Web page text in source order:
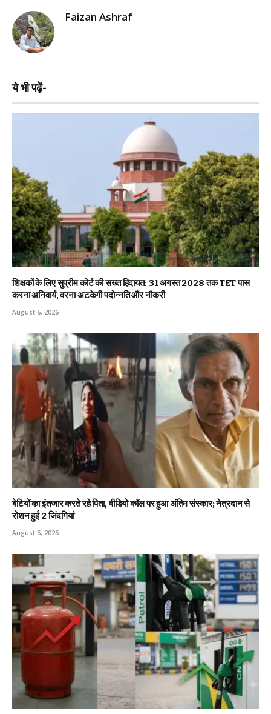
Faizan Ashraf
ये भी पढ़ें-
शिक्षकों के लिए सुप्रीम कोर्ट की सख्त हिदायत: 31 अगस्त 2028 तक TET पास
करना अनिवार्य, वरना अटकेगी पदोन्नति और नौकरी
August 6, 2026
बेटियों का इंतजार करते रहे पिता, वीडियो कॉल पर हुआ अंतिम संस्कार; नेत्रदान से
रोशन हुई 2 जिंदगियां
August 6, 2026